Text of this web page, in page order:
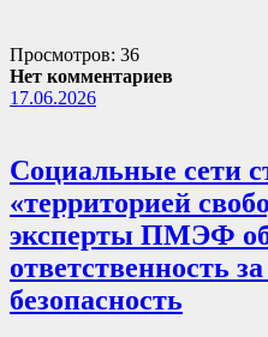
Просмотров: 36
Нет комментариев
17.06.2026
Социальные сети
«территорией
эксперты ПМЭФ
ответственность
безопасность